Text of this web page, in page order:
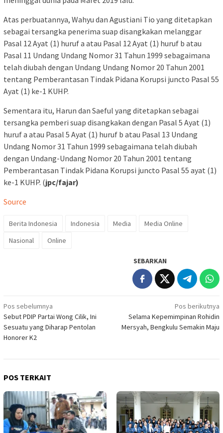
Atas perbuatannya, Wahyu dan Agustiani Tio yang ditetapkan
sebagai tersangka penerima suap disangkakan melanggar
Pasal 12 Ayat (1) huruf a atau Pasal 12 Ayat (1) huruf b atau
Pasal 11 Undang Undang Nomor 31 Tahun 1999 sebagaimana
telah diubah dengan Undang Undang Nomor 20 Tahun 2001
tentang Pemberantasan Tindak Pidana Korupsi juncto Pasal 55
Ayat (1) ke-1 KUHP.
Sementara itu, Harun dan Saeful yang ditetapkan sebagai
tersangka pemberi suap disangkakan dengan Pasal 5 Ayat (1)
huruf a atau Pasal 5 Ayat (1) huruf b atau Pasal 13 Undang
Undang Nomor 31 Tahun 1999 sebagaimana telah diubah
dengan Undang-Undang Nomor 20 Tahun 2001 tentang
Pemberantasan Tindak Pidana Korupsi juncto Pasal 55 ayat (1)
ke-1 KUHP. (jpc/fajar)
Source
Berita Indonesia Indonesia Media
Media Online
Nasional
Online
SEBARKAN
Navigasi
pos
Pos sebelumnya
Sebut PDIP Partai Wong Cilik, Ini
Sesuatu yang Diharap Pentolan
Honorer K2
Pos berikutnya
Selama Kepemimpinan Rohidin
Mersyah, Bengkulu Semakin Maju
POS TERKAIT